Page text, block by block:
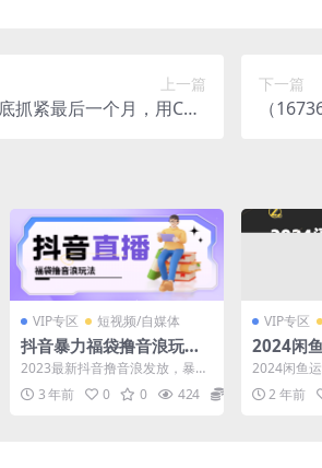
上一篇
抓紧最后一个月，用CSG
下一篇
（
19.9
VIP专区 短视频/自媒体
抖音暴力福袋撸音浪玩
法，小白直接干【详细教
程】
2023最新抖音撸音浪发放，暴力
起号，暴力撸音浪。快手抖音都
可以做，放大做，我现...
3 年前 0 0 424 19.9
VIP专区
2024闲
鉴】全解
2024闲鱼
解版，含
资料，可下
2 年前